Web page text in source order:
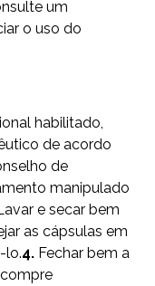
um
o uso do
habilitado,
de acordo
de
manipulado
e secar bem
as cápsulas em
lo.4. Fechar bem a